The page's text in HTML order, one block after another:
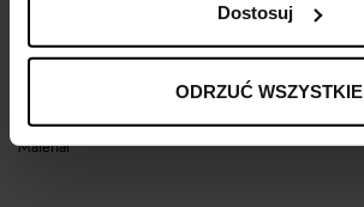
Dostosuj
ODRZUĆ WSZYSTKIE
Materiał